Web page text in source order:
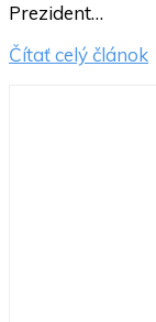
Prezident…
Čítať celý článok